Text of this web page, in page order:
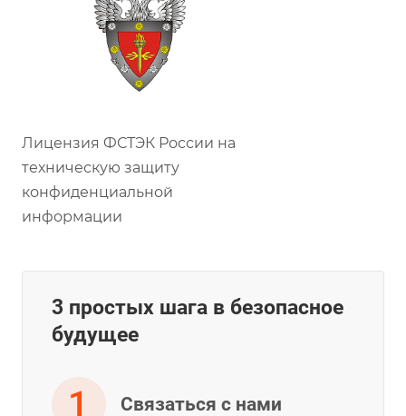
Лицензия ФСТЭК России на
техническую защиту
конфиденциальной
информации
3 простых шага в безопасное
будущее
Связаться с нами